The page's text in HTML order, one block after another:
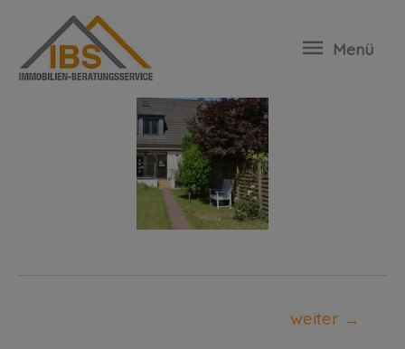
Menü
35150-Glinde
weiter →